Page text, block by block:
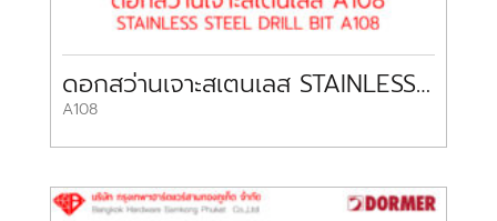
ดอกสว่านเจาะสเตนเลส STAINLESS STEEL DRILL BIT A108 DORMER
A108